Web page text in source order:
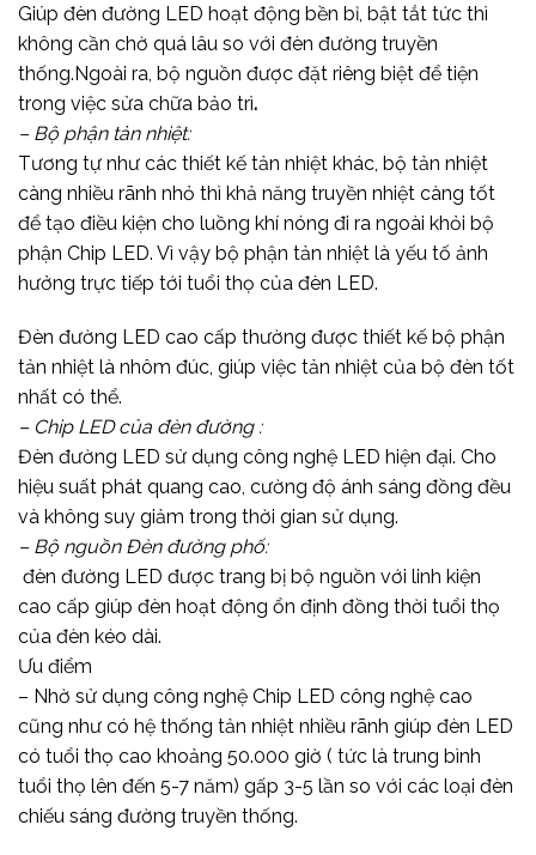
Giúp đèn đường LED hoạt động bền bỉ, bật tắt tức thì
không cần chờ quá lâu so với đèn đường truyền
thống.Ngoài ra, bộ nguồn được đặt riêng biệt để tiện
trong việc sửa chữa bảo trì.
– Bộ phận tản nhiệt:
Tương tự như các thiết kế tản nhiệt khác, bộ tản nhiệt
càng nhiều rãnh nhỏ thì khả năng truyền nhiệt càng tốt
để tạo điều kiện cho luồng khí nóng đi ra ngoài khỏi bộ
phận Chip LED. Vì vậy bộ phận tản nhiệt là yếu tố ảnh
hưởng trực tiếp tới tuổi thọ của đèn LED.
Đèn đường LED cao cấp thường được thiết kế bộ phận
tản nhiệt là nhôm đúc, giúp việc tản nhiệt của bộ đèn tốt
nhất có thể.
– Chip LED của đèn đường :
Đèn đường LED sử dụng công nghệ LED hiện đại. Cho
hiệu suất phát quang cao, cường độ ánh sáng đồng đều
và không suy giảm trong thời gian sử dụng.
– Bộ nguồn Đèn đường phố:
đèn đường LED được trang bị bộ nguồn với linh kiện
cao cấp giúp đèn hoạt động ổn định đồng thời tuổi thọ
của đèn kéo dài.
Ưu điểm
– Nhờ sử dụng công nghệ Chip LED công nghệ cao
cũng như có hệ thống tản nhiệt nhiều rãnh giúp đèn LED
có tuổi thọ cao khoảng 50.000 giờ ( tức là trung bình
tuổi thọ lên đến 5-7 năm) gấp 3-5 lần so với các loại đèn
chiếu sáng đường truyền thống.